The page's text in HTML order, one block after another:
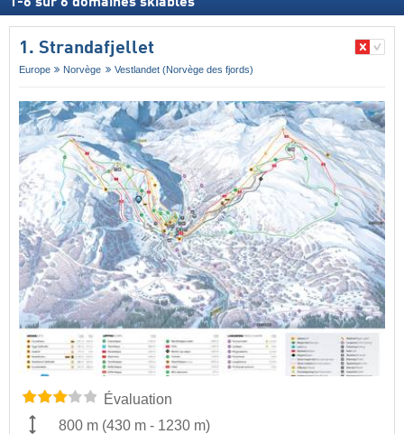
1 -6 sur 6 domaines skiables
1. Strandafjellet
Europe Norvège Vestlandet (Norvège des fjords)
Évaluation
800 m (430 m - 1230 m)